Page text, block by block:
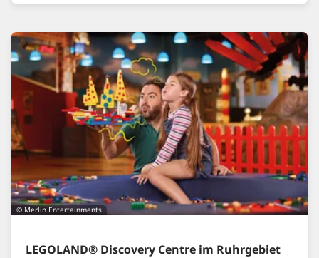
© Merlin Entertainments
LEGOLAND® Discovery Centre im Ruhrgebiet